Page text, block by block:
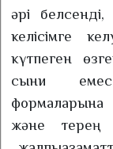
әрі
келісімге
күтпеген
сыни емес
және терең